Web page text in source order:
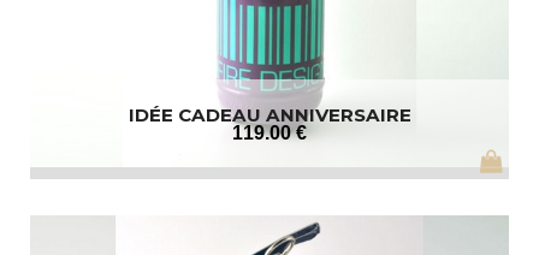
IDÉE CADEAU ANNIVERSAIRE
119.00 €